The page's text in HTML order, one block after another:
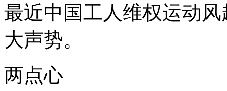
最近中国工人维权运动
大声势。
两点心